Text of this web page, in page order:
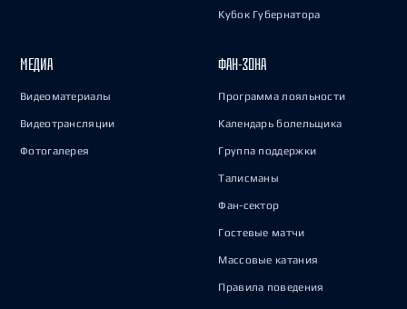
Кубок Губернатора
МЕДИА
Видеоматериалы
Видеотрансляции
Фотогалерея
ФАН-ЗОНА
Программа лояльности
Календарь болельщика
Группа поддержки
Талисманы
Фан-сектор
Гостевые матчи
Массовые катания
Правила поведения